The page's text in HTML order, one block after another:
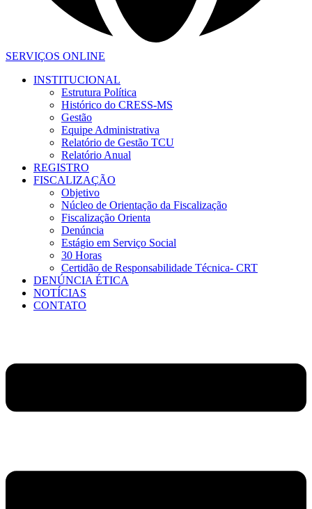
SERVIÇOS ONLINE
INSTITUCIONAL
Estrutura Política
Histórico do CRESS-MS
Gestão
Equipe Administrativa
Relatório de Gestão TCU
Relatório Anual
REGISTRO
FISCALIZAÇÃO
Objetivo
Núcleo de Orientação da Fiscalização
Fiscalização Orienta
Denúncia
Estágio em Serviço Social
30 Horas
Certidão de Responsabilidade Técnica- CRT
DENÚNCIA ÉTICA
NOTÍCIAS
CONTATO